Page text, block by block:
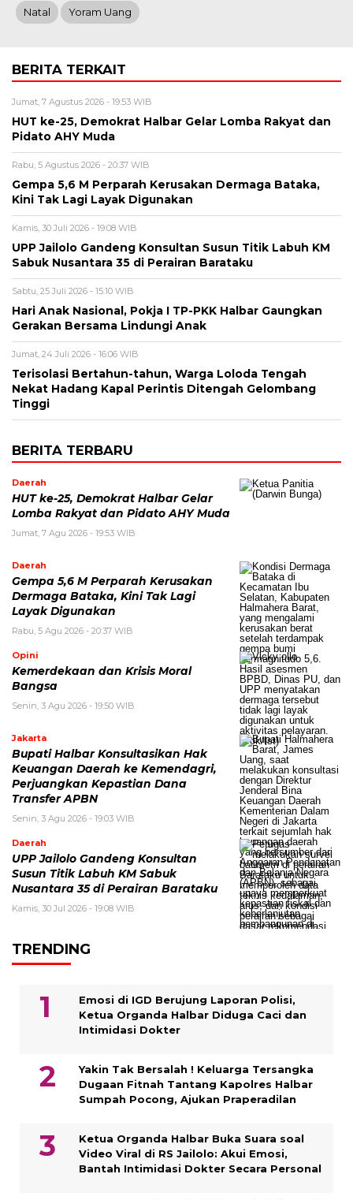
Natal Yoram Uang
BERITA TERKAIT
Jumat, 7 Agustus 2026 - 19:53 WIB
HUT ke-25, Demokrat Halbar Gelar Lomba Rakyat dan
Pidato AHY Muda
Rabu, 5 Agustus 2026 - 20:37 WIB
Gempa 5,6 M Perparah Kerusakan Dermaga Bataka,
Kini Tak Lagi Layak Digunakan
Kamis, 30 Juli 2026 - 19:08 WIB
UPP Jailolo Gandeng Konsultan Susun Titik Labuh KM
Sabuk Nusantara 35 di Perairan Barataku
Sabtu, 25 Juli 2026 - 15:10 WIB
Hari Anak Nasional, Pokja I TP-PKK Halbar Gaungkan
Gerakan Bersama Lindungi Anak
Jumat, 24 Juli 2026 - 16:06 WIB
Terisolasi Bertahun-tahun, Warga Loloda Tengah
Nekat Hadang Kapal Perintis Ditengah Gelombang
Tinggi
BERITA TERBARU
Daerah
HUT ke-25, Demokrat Halbar Gelar
Lomba Rakyat dan Pidato AHY Muda
Jumat, 7 Agu 2026 - 19:53 WIB
Daerah
Gempa 5,6 M Perparah Kerusakan
Dermaga Bataka, Kini Tak Lagi
Layak Digunakan
Rabu, 5 Agu 2026 - 20:37 WIB
Opini
Kemerdekaan dan Krisis Moral
Bangsa
Senin, 3 Agu 2026 - 19:50 WIB
Jakarta
Bupati Halbar Konsultasikan Hak
Keuangan Daerah ke Kemendagri,
Perjuangkan Kepastian Dana
Transfer APBN
Senin, 3 Agu 2026 - 19:03 WIB
Daerah
UPP Jailolo Gandeng Konsultan
Susun Titik Labuh KM Sabuk
Nusantara 35 di Perairan Barataku
Kamis, 30 Jul 2026 - 19:08 WIB
TRENDING
Emosi di IGD Berujung Laporan Polisi,
Ketua Organda Halbar Diduga Caci dan
Intimidasi Dokter
Yakin Tak Bersalah ! Keluarga Tersangka
Dugaan Fitnah Tantang Kapolres Halbar
Sumpah Pocong, Ajukan Praperadilan
Ketua Organda Halbar Buka Suara soal
Video Viral di RS Jailolo: Akui Emosi,
Bantah Intimidasi Dokter Secara Personal